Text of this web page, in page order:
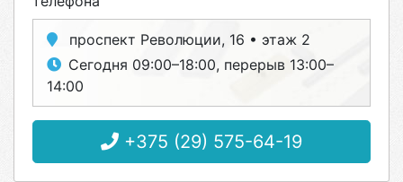
проспект Революции, 16 • этаж 2
Сегодня 09:00–18:00, перерыв 13:00–
14:00
+375 (29) 575-64-19